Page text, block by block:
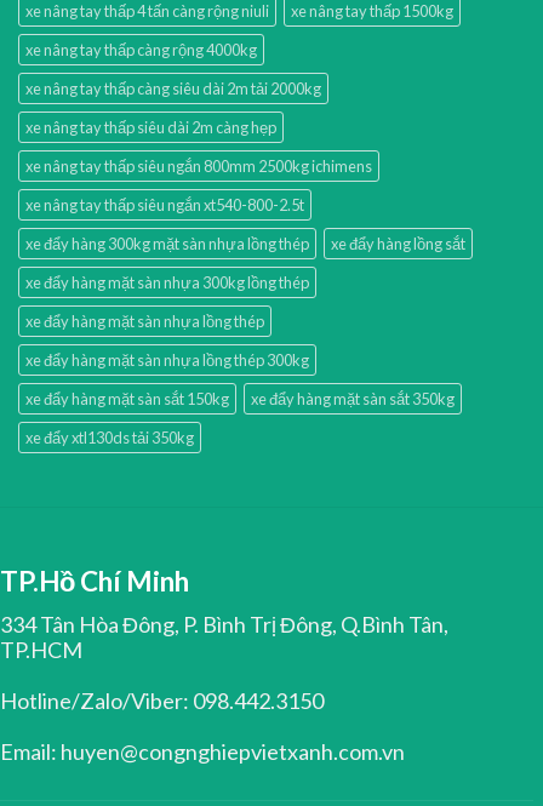
xe nâng tay thấp 4 tấn càng rộng niuli
xe nâng tay thấp 1500kg
xe nâng tay thấp càng rộng 4000kg
xe nâng tay thấp càng siêu dài 2m tải 2000kg
xe nâng tay thấp siêu dài 2m càng hẹp
xe nâng tay thấp siêu ngắn 800mm 2500kg ichimens
xe nâng tay thấp siêu ngắn xt540-800-2.5t
xe đẩy hàng 300kg mặt sàn nhựa lồng thép
xe đẩy hàng lồng sắt
xe đẩy hàng mặt sàn nhựa 300kg lồng thép
xe đẩy hàng mặt sàn nhựa lồng thép
xe đẩy hàng mặt sàn nhựa lồng thép 300kg
xe đẩy hàng mặt sàn sắt 150kg
xe đẩy hàng mặt sàn sắt 350kg
xe đẩy xtl130ds tải 350kg
TP.Hồ Chí Minh
334 Tân Hòa Đông, P. Bình Trị Đông, Q.Bình Tân,
TP.HCM
Hotline/Zalo/Viber: 098.442.3150
Email: huyen@congnghiepvietxanh.com.vn